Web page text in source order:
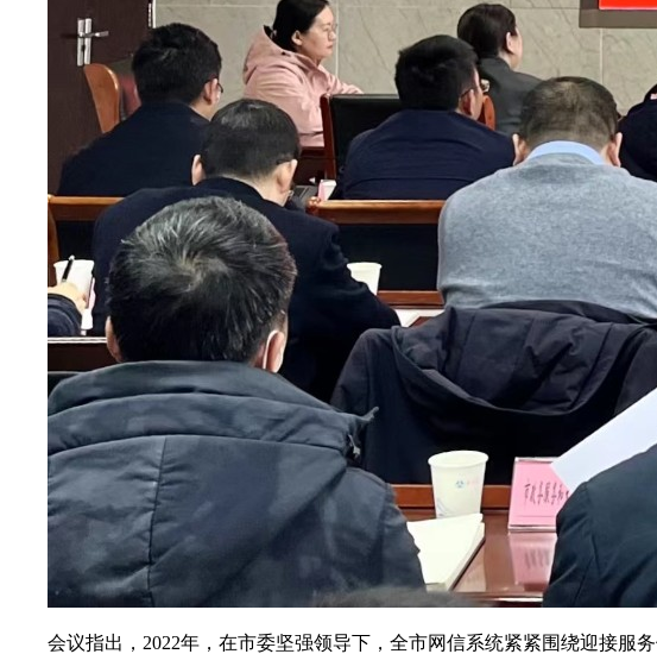
会议指出，2022年，在市委坚强领导下，全市网信系统紧紧围绕迎接服